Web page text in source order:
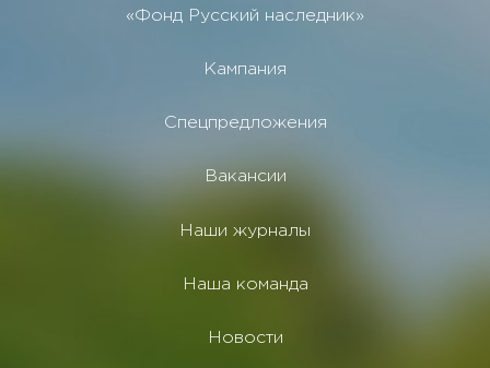
«Фонд Русский наследник»
Кампания
Спецпредложения
Вакансии
Наши журналы
Наша команда
Новости